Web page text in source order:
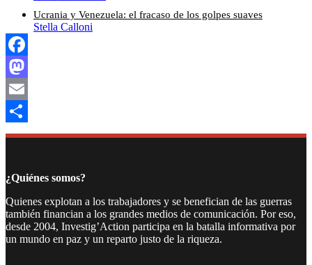
Ucrania y Venezuela: el fracaso de los golpes suaves
Stella Calloni
Facebook
Mastodon
Email
Compartir
¿Quiénes somos?
Quienes explotan a los trabajadores y se benefician de las guerras
también financian a los grandes medios de comunicación. Por eso,
desde 2004, Investig’Action participa en la batalla informativa por
un mundo en paz y un reparto justo de la riqueza.